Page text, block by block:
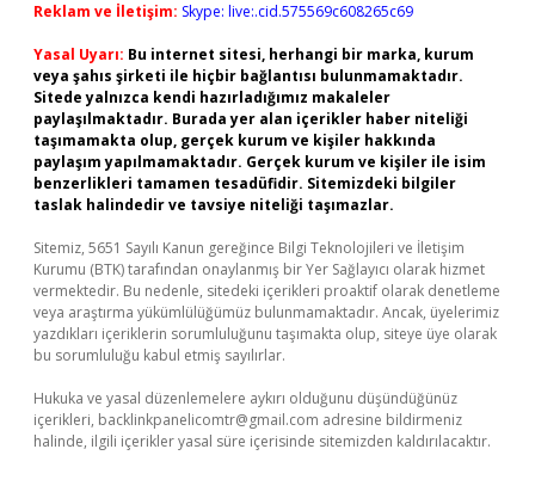
Reklam ve İletişim: Skype: live:.cid.575569c608265c69
Yasal Uyarı: Bu internet sitesi, herhangi bir marka, kurum
veya şahıs şirketi ile hiçbir bağlantısı bulunmamaktadır.
Sitede yalnızca kendi hazırladığımız makaleler
paylaşılmaktadır. Burada yer alan içerikler haber niteliği
taşımamakta olup, gerçek kurum ve kişiler hakkında
paylaşım yapılmamaktadır. Gerçek kurum ve kişiler ile isim
benzerlikleri tamamen tesadüfidir. Sitemizdeki bilgiler
taslak halindedir ve tavsiye niteliği taşımazlar.
Sitemiz, 5651 Sayılı Kanun gereğince Bilgi Teknolojileri ve İletişim
Kurumu (BTK) tarafından onaylanmış bir Yer Sağlayıcı olarak hizmet
vermektedir. Bu nedenle, sitedeki içerikleri proaktif olarak denetleme
veya araştırma yükümlülüğümüz bulunmamaktadır. Ancak, üyelerimiz
yazdıkları içeriklerin sorumluluğunu taşımakta olup, siteye üye olarak
bu sorumluluğu kabul etmiş sayılırlar.
Hukuka ve yasal düzenlemelere aykırı olduğunu düşündüğünüz
içerikleri, backlinkpanelicomtr@gmail.com adresine bildirmeniz
halinde, ilgili içerikler yasal süre içerisinde sitemizden kaldırılacaktır.